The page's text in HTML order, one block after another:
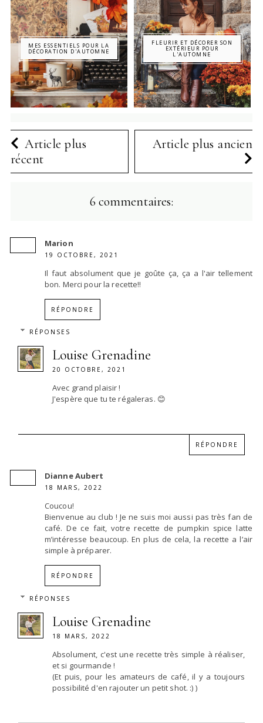
MES ESSENTIELS POUR LA
DÉCORATION D'AUTOMNE
FLEURIR ET DÉCORER SON
EXTÉRIEUR POUR
L'AUTOMNE
Article plus
récent
Article plus ancien
6 commentaires:
Marion
19 OCTOBRE, 2021
Il faut absolument que je goûte ça, ça a l'air tellement
bon. Merci pour la recette!!
RÉPONDRE
RÉPONSES
Louise Grenadine
20 OCTOBRE, 2021
Avec grand plaisir !
J'espère que tu te régaleras. 😊
RÉPONDRE
Dianne Aubert
18 MARS, 2022
Coucou!
Bienvenue au club ! Je ne suis moi aussi pas très fan de
café. De ce fait, votre recette de pumpkin spice latte
m’intéresse beaucoup. En plus de cela, la recette a l’air
simple à préparer.
RÉPONDRE
RÉPONSES
Louise Grenadine
18 MARS, 2022
Absolument, c'est une recette très simple à réaliser,
et si gourmande !
(Et puis, pour les amateurs de café, il y a toujours
possibilité d'en rajouter un petit shot. :) )